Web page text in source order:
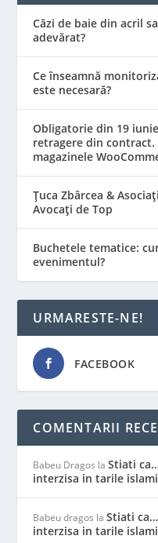
Căzi de baie din acril
adevărat?
Ce înseamnă
este necesară?
Obligatorie din 19
retragere din
magazinele
Țuca Zbârcea &
Avocați de Top
Buchetele tematice:
evenimentul?
URMARESTE-NE!
FACEBOOK
COMENTARII
Babeu Dragos laStiati
interzisa in tarile
Babeu dragos laStiati
interzisa in tarile